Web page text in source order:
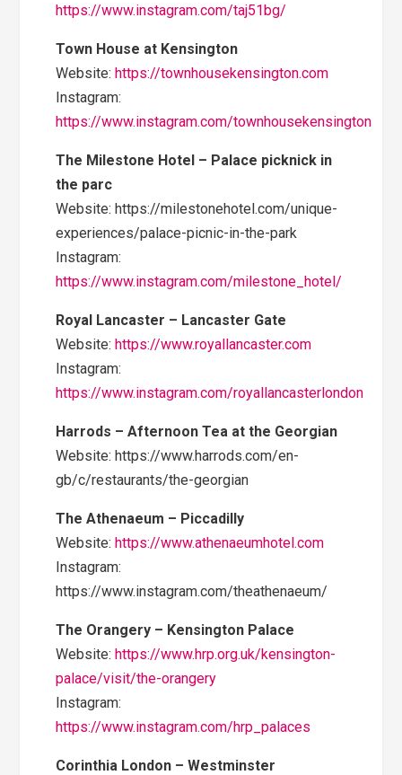
https://www.instagram.com/taj51bg/
Town House at Kensington
Website:https://townhousekensington.com
Instagram:
https://www.instagram.com/townhousekensington
The Milestone Hotel – Palace picknick in
the parc
Website: https://milestonehotel.com/unique-
experiences/palace-picnic-in-the-park
Instagram:
https://www.instagram.com/milestone_hotel/
Royal Lancaster – Lancaster Gate
Website:https://www.royallancaster.com
Instagram:
https://www.instagram.com/royallancasterlondon
Harrods – Afternoon Tea at the Georgian
Website: https://www.harrods.com/en-
gb/c/restaurants/the-georgian
The Athenaeum – Piccadilly
Website:https://www.athenaeumhotel.com
Instagram:
https://www.instagram.com/theathenaeum/
The Orangery – Kensington Palace
Website:https://www.hrp.org.uk/kensington-
palace/visit/the-orangery
Instagram:
https://www.instagram.com/hrp_palaces
Corinthia London – Westminster